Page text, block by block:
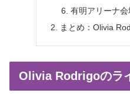
有明アリーナ
まとめ：Olivia
Olivia Rodrigoのラ